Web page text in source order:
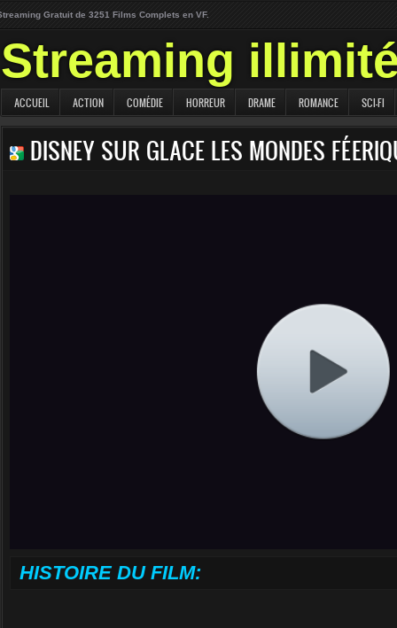
Gratuit de 3251 Films Complets en VF.
Streaming
ACCUEIL ACTION COMÉDIE HORREUR DRAME ROMANCE SCI-FI
DISNEY SUR GLACE LES MONDES
HISTOIRE DU FILM: